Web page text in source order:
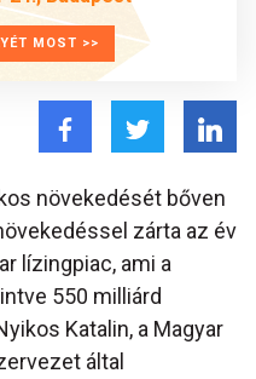
MOST >>
növekedését bőven
zárta az év
lízingpiac, ami a
550 milliárd
Katalin, a Magyar
által